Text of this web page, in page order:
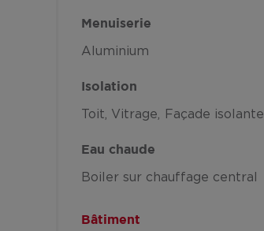
Menuiserie
Aluminium
Isolation
Toit Vitrage Façade isolante
Eau chaude
Boiler sur chauffage central
Bâtiment